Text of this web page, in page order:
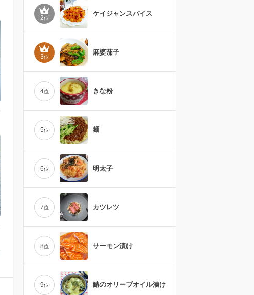
2位
ケイジャンスパイス
3位
麻婆茄子
4位 きな粉
5位 麺
6位 明太子
7位 カツレツ
8位 サーモン漬け
9位 鯖のオリーブオイル漬け